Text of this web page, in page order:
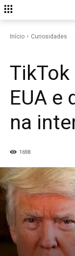
Início Curiosidades
TikTok
EUA e
na
1698